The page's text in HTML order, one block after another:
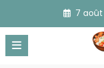
contenu
7